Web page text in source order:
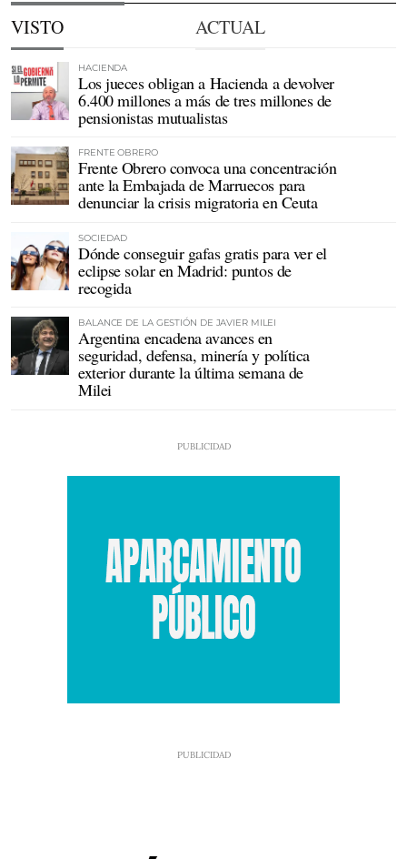
VISTO ACTUAL
HACIENDA
Los jueces obligan a Hacienda a devolver
6.400 millones a más de tres millones de
pensionistas mutualistas
FRENTE OBRERO
Frente Obrero convoca una concentración
ante la Embajada de Marruecos para
denunciar la crisis migratoria en Ceuta
SOCIEDAD
Dónde conseguir gafas gratis para ver el
eclipse solar en Madrid: puntos de
recogida
BALANCE DE LA GESTIÓN DE JAVIER MILEI
Argentina encadena avances en
seguridad, defensa, minería y política
exterior durante la última semana de
Milei